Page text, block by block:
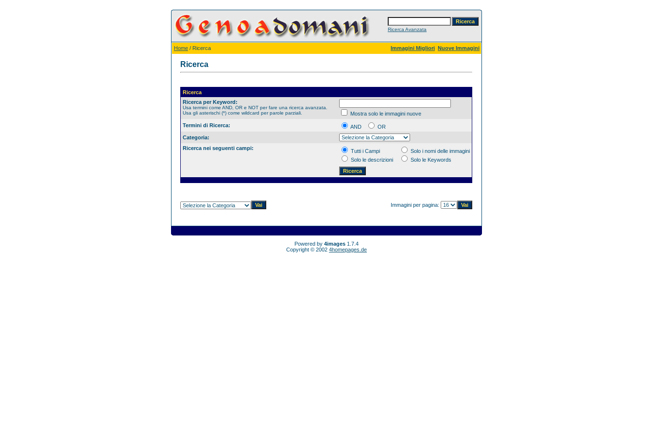
Ricerca Avanzata
Home / Ricerca Immagini Migliori Nuove Immagini
Ricerca
Ricerca
Ricerca per Keyword:
Usa termini come AND, OR e NOT per fare una ricerca avanzata.
Usa gli asterischi (*) come wildcard per parole parziali.
Mostra solo le immagini nuove
Termini di Ricerca:
AND
OR
Categoria:
Ricerca nei seguenti campi:
Tutti i Campi
Solo i nomi delle immagini
Solo le descrizioni
Solo le Keywords
Immagini per pagina:
Powered by 4images 1.7.4
Copyright © 2002 4homepages.de